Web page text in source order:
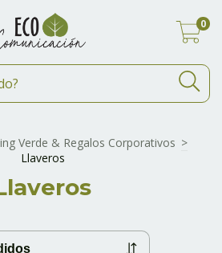
0
Verde & Regalos Corporativos >
Llaveros